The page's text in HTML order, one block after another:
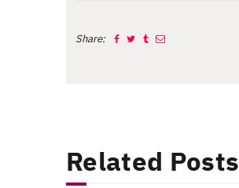
Share:
Related Posts